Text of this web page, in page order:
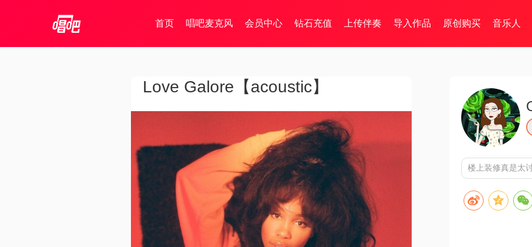
首页 唱吧麦克风 会员中心 钻石充值 上传伴奏 导入作品 原创购买 音乐人
Love Galore【acoustic】
楼上装修真是太